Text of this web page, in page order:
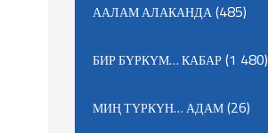
ААЛАМ АЛАКАНДА(485)
БИР БҮРКҮМ… КАБАР(1 480)
МИҢ ТҮРКҮН… АДАМ(26)